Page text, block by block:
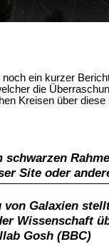
ein kurzer
die
Kreisen über diese
schwarzen
Site oder
von Galaxien
Wissenschaft
Gosh (BBC)